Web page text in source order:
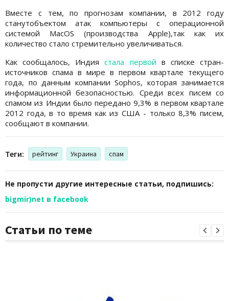
Вместе с тем, по прогнозам компании, в 2012 году
станутобъектом атак компьютеры с операционной
системой MacOS (производства Apple),так как их
количество стало стремительно увеличиваться.
Как сообщалось, Индиястала первой в списке стран-
источников спама в мире в первом квартале текущего
года, по данным компании Sophos, которая занимается
информационной безопасностью. Среди всех писем со
спамом из Индии было передано 9,3% в первом квартале
2012 года, в то время как из США - только 8,3% писем,
сообщают в компании.
Теги: рейтинг Украина спам
Не пропусти другие интересные статьи, подпишись:
bigmir)net в facebook
Статьи по теме